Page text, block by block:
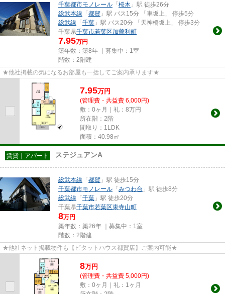
千葉都市モノレール 「 桜木 」駅 徒歩26分
総武本線 「 都賀 」駅 バス15分 「車坂上」 停歩5分
総武線 「 千葉 」駅 バス20分 「天神橋坂上」 停歩3分
千葉県千葉市若葉区加曽利町
7.95万円
築年数：築8年 ｜募集中： 1室
階数：2階建
★他社掲載の気になるお部屋も一括してご案内承ります★
7.95万円
(管理費・共益費 6,000円)
敷：0ヶ月｜礼：8万円
所在階：2階
間取り：1LDK
面積：40.98㎡
賃貸｜アパート ステジュアンA
総武本線 「 都賀 」駅 徒歩15分
千葉都市モノレール 「 みつわ台 」駅 徒歩8分
総武線 「 千葉 」駅 徒歩20分
千葉県千葉市若葉区東寺山町
8万円
築年数：築26年 ｜募集中： 1室
階数：2階建
★他社ネット掲載物件も【ピタットハウス都賀店】ご案内可能★
8万円
(管理費・共益費 5,000円)
敷：0ヶ月｜礼：1ヶ月